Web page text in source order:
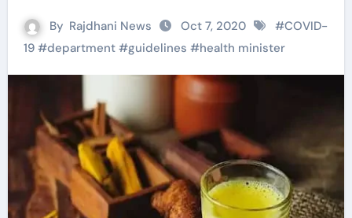
By Rajdhani News Oct 7, 2020 #COVID-
19#department#guidelines #health minister